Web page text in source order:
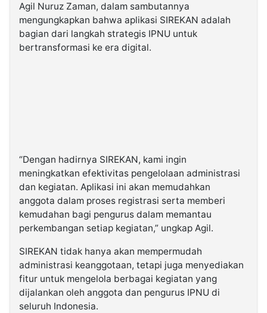
Agil Nuruz Zaman, dalam sambutannya
mengungkapkan bahwa aplikasi SIREKAN adalah
bagian dari langkah strategis IPNU untuk
bertransformasi ke era digital.
“Dengan hadirnya SIREKAN, kami ingin
meningkatkan efektivitas pengelolaan administrasi
dan kegiatan. Aplikasi ini akan memudahkan
anggota dalam proses registrasi serta memberi
kemudahan bagi pengurus dalam memantau
perkembangan setiap kegiatan,” ungkap Agil.
SIREKAN tidak hanya akan mempermudah
administrasi keanggotaan, tetapi juga menyediakan
fitur untuk mengelola berbagai kegiatan yang
dijalankan oleh anggota dan pengurus IPNU di
seluruh Indonesia.